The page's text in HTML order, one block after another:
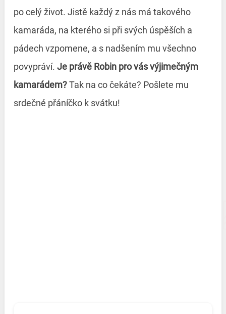
po celý život. Jistě každý z nás má takového
kamaráda, na kterého si při svých úspěších a
pádech vzpomene, a s nadšením mu všechno
povypráví. Je právě Robin pro vás výjimečným
kamarádem?Tak na co čekáte? Pošlete mu
srdečné přáníčko k svátku!